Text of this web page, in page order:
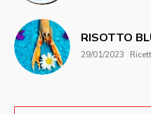
RISOTTO
29/01/2023